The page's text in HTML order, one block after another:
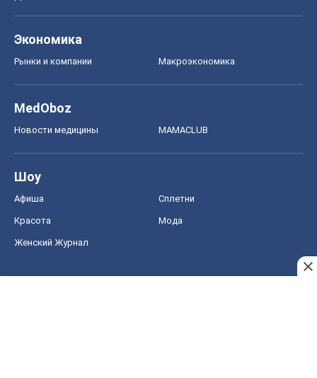
Экономика
Рынки и компании Mакроэкономика
MedOboz
Новости медицины MAMACLUB
Шоу
Афиша Сплетни
Красота Мода
Женский Журнал